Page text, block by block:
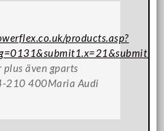
products.asp?
även gparts
210 400Maria Audi